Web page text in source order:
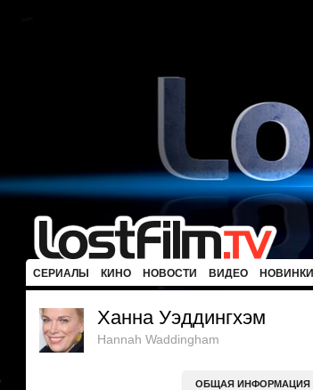
СЕРИАЛЫ КИНО НОВОСТИ ВИДЕО НОВИНКИ
Ханна Уэддингхэм
Hannah Waddingham
ОБЩАЯ ИНФОРМАЦИЯ